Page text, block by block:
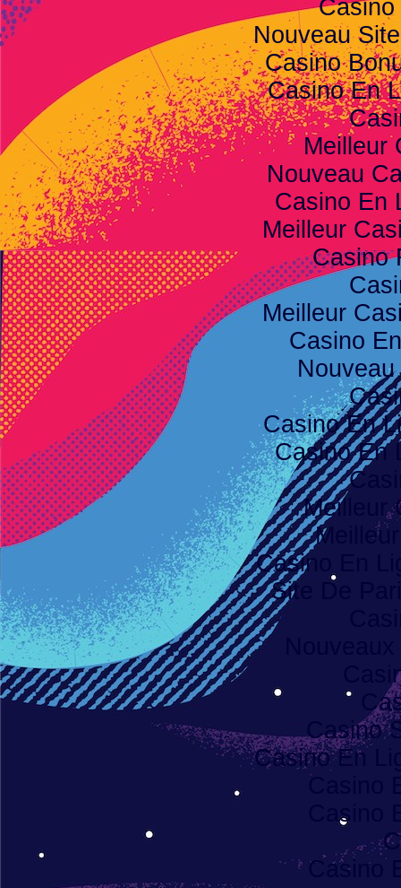
Casino
Nouveau
Casino
Casino En
Meilleur
Nouveau
Casino En
Meilleur
Casino
Meilleur
Casino
Casino En
Casino En
Meilleur
Casino En
Site De
Casino
Casino En
Casino
Casino